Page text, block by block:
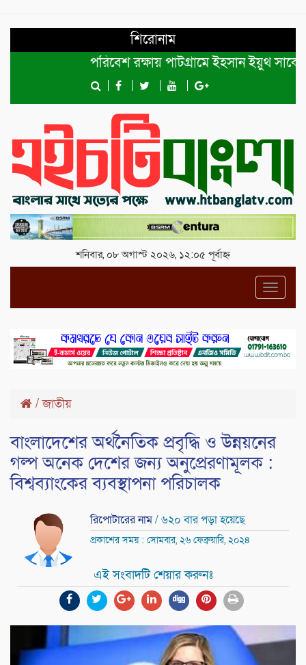
শিরোনাম
পরিবেশ রক্ষায় পাটগ্রামে ইহসান ইয়ুথ সার্কেলের
শনিবার, ০৮ অগাস্ট ২০২৬, ১২:০৫ পূর্বাহ্ন
/জাতীয়
বাংলাদেশের অর্থনৈতিক প্রবৃদ্ধি ও উন্নয়নের
গল্প অনেক দেশের জন্য অনুপ্রেরণামূলক :
বিশ্বব্যাংকের ব্যবস্থাপনা পরিচালক
রিপোটারের নাম/ ৬২০ বার পড়া হয়েছে
প্রকাশের সময় : সোমবার, ২৬ ফেব্রুয়ারি, ২০২৪
এই সংবাদটি শেয়ার করুনঃ